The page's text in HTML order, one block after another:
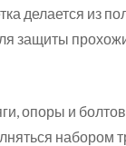
делается из
защиты
опоры и
набором